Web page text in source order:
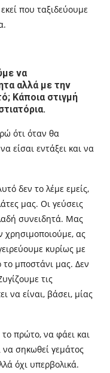
που ταξιδεύουμε
να
αλλά με την
Κάποια στιγμή
ότι όταν θα
είσαι εντάξει και να
δεν το λέμε εμείς,
μας. Οι γεύσεις
συνειδητά. Μας
χρησιμοποιούμε, ας
κυρίως με
το μποστάνι μας. Δεν
τις
να είναι, βάσει, μίας
πρώτο, να φάει και
να σηκωθεί γεμάτος
όχι υπερβολικά.